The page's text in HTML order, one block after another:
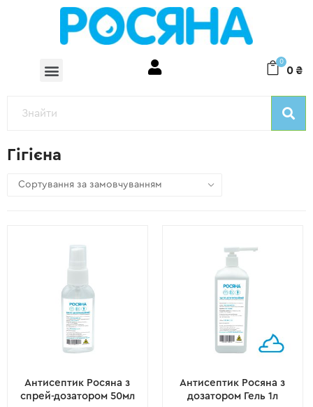
0
0 ₴
Гігієна
Антисептик Росяна з
спрей-дозатором 50мл
Антисептик Росяна з
дозатором Гель 1л